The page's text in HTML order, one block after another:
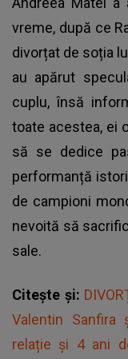
vreme, după ce
divorțat de soția
au apărut
cuplu, însă
toate acestea, ei
să se dedice
performanță
de campioni
nevoită să
sale.
Citește și:
Valentin Sanfira
relație și 4 ani